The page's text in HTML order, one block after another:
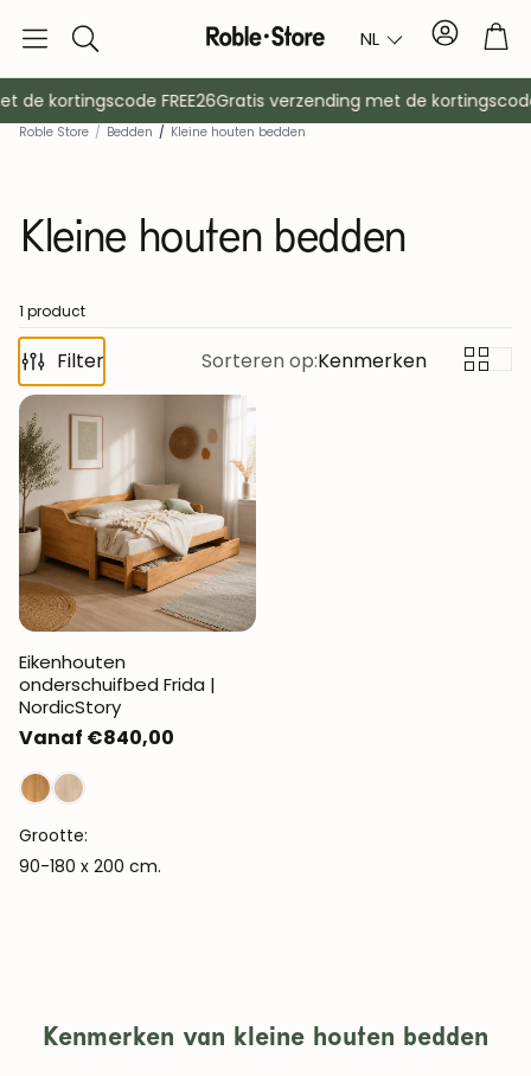
Zoek
op
NL Account
Dressoirs
Kasten
Kapstokken
kortingscode FREE26Gratis verzending met de kortingscode
Roble Store / Bedden / Kleine houten bedden
Kleine houten bedden
1 product
Filter Sorteren op:Kenmerken
Eikenhouten
onderschuifbed Frida |
NordicStory
Normale
prijs
Vanaf €840,00
Grootte:
90-180 x 200 cm.
Kenmerken van kleine houten bedden